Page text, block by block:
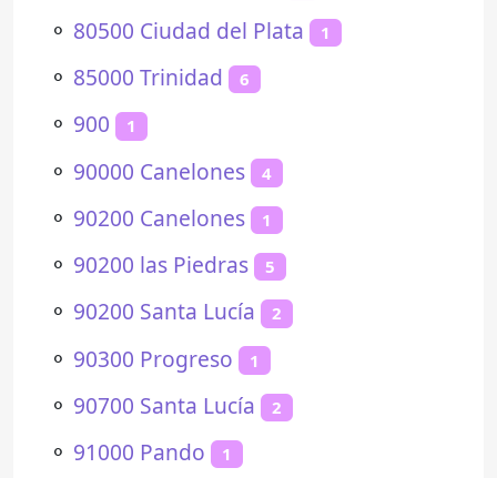
⚬ 80500 Ciudad del Plata 1
⚬ 85000 Trinidad 6
⚬ 900 1
⚬ 90000 Canelones 4
⚬ 90200 Canelones 1
⚬ 90200 las Piedras 5
⚬ 90200 Santa Lucía 2
⚬ 90300 Progreso 1
⚬ 90700 Santa Lucía 2
⚬ 91000 Pando 1